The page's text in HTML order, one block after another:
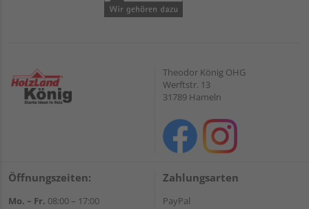
Theodor König OHG
Werftstr. 13
31789 Hameln
Öffnungszeiten:
Mo. – Fr. 08:00 – 17:00
Zahlungsarten
PayPal